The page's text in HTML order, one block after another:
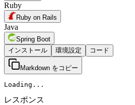
Ruby
Ruby on Rails
Java
Spring Boot
インストール
環境設定 コード
Markdown をコピー
Loading...
レスポンス